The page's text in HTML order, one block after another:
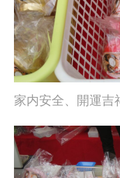
家内安全、開運吉